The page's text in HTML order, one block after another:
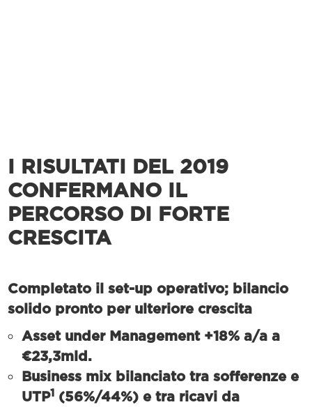
I RISULTATI DEL 2019
CONFERMANO IL
PERCORSO DI FORTE
CRESCITA
Completato il set-up operativo; bilancio
solido pronto per ulteriore crescita
Asset under Management +18% a/a a
€23,3mld.
Business mix bilanciato tra sofferenze e
UTP1 (56%/44%) e tra ricavi da